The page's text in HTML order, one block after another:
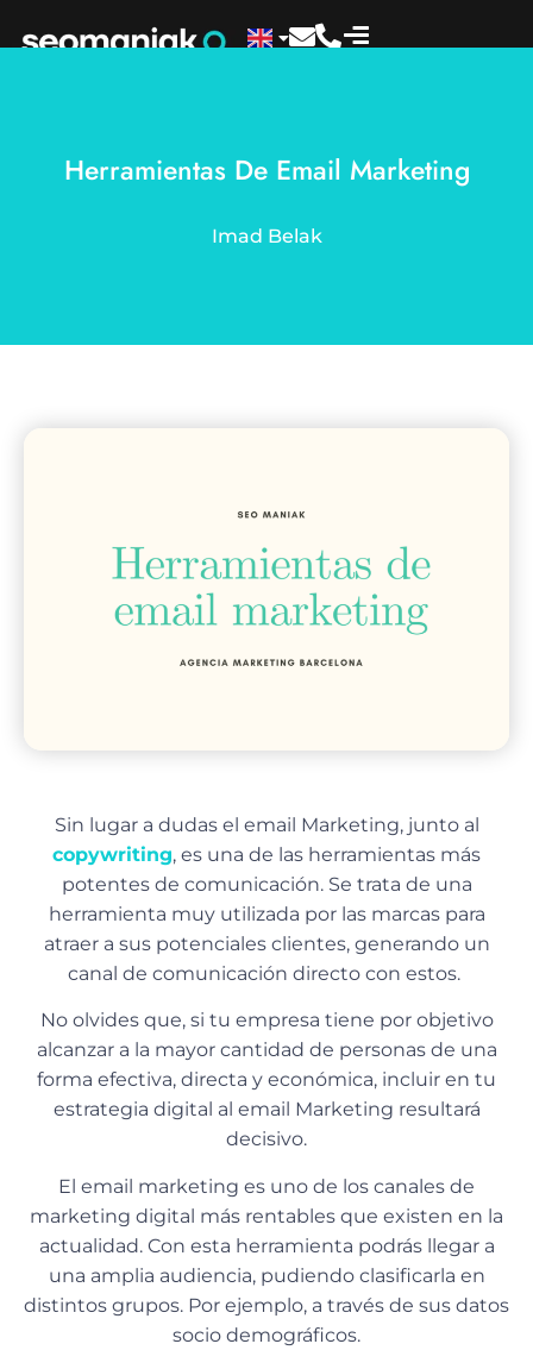
Herramientas De Email Marketing
Imad Belak
Sin lugar a dudas el email Marketing, junto al
copywriting, es una de las herramientas más
potentes de comunicación. Se trata de una
herramienta muy utilizada por las marcas para
atraer a sus potenciales clientes, generando un
canal de comunicación directo con estos.
No olvides que, si tu empresa tiene por objetivo
alcanzar a la mayor cantidad de personas de una
forma efectiva, directa y económica, incluir en tu
estrategia digital al email Marketing resultará
decisivo.
El email marketing es uno de los canales de
marketing digital más rentables que existen en la
actualidad. Con esta herramienta podrás llegar a
una amplia audiencia, pudiendo clasificarla en
distintos grupos. Por ejemplo, a través de sus datos
socio demográficos.